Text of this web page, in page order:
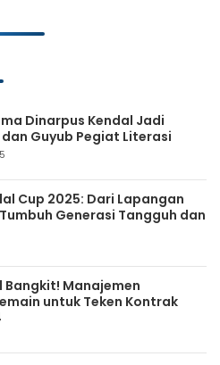
Dinarpus Kendal Jadi
Guyub Pegiat Literasi
Cup 2025: Dari Lapangan
Generasi Tangguh dan
Bangkit! Manajemen
untuk Teken Kontrak